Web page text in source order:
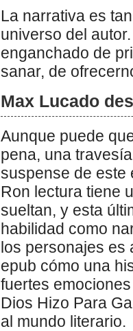
La narrativa es
universo del
enganchado de
sanar, de
Max Lucado
Aunque puede
pena, una
suspense de este
Ron lectura tiene
sueltan, y esta
habilidad como
los personajes es
epub cómo una
fuertes
Dios Hizo Para
al mundo literario.